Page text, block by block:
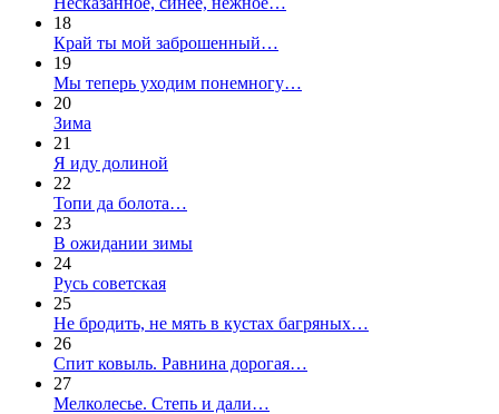
18
Край ты мой заброшенный…
19
Мы теперь уходим понемногу…
20
Зима
21
Я иду долиной
22
Топи да болота…
23
В ожидании зимы
24
Русь советская
25
Не бродить, не мять в кустах багряных…
26
Спит ковыль. Равнина дорогая…
27
Мелколесье. Степь и дали…